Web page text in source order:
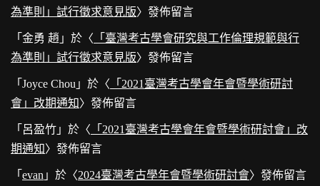
為準則」試行徵求意見版〉發佈留言
「 金勇 趙 」於〈 「臺灣考古學會研究與工作倫理規範與行
為準則」試行徵求意見版〉發佈留言
「 Joyce Chou 」於〈 「2021臺灣考古學會年會暨學術研討
會」改期通知〉發佈留言
「 呂盈竹 」於〈 「2021臺灣考古學會年會暨學術研討會」改
期通知〉發佈留言
「 evan 」於〈2024臺灣考古學年會暨學術研討會〉發佈留言